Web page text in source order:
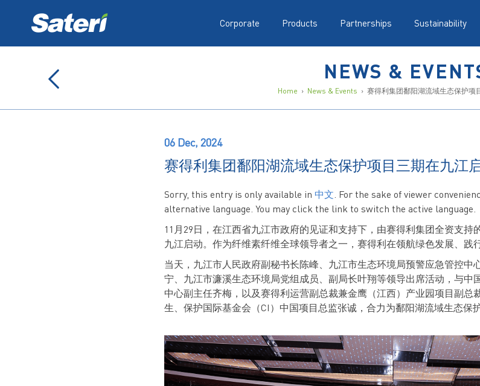
Corporate Products Partnerships Sustainability
NEWS &
Home › News & Events › 赛得利集团鄱阳湖流域生态保护项
06 Dec, 2024
赛得利集团鄱阳湖流域生态保护项目三期在九江
Sorry, this entry is only available in 中文 . For the sake of viewer
alternative language. You may click the link to switch the active language.
11月29日，在江西省九江市政府的见证和支持下，由赛得利集团全资支持
九江启动。作为纤维素纤维全球领导者之一，赛得利在领航绿色发展、践
当天，九江市人民政府副秘书长陈峰、九江市生态环境局预警应急管控中
宁、九江市濂溪生态环境局党组成员、副局长叶翔等领导出席活动，与中
中心副主任齐梅，以及赛得利运营副总裁兼金鹰（江西）产业园项目副总
生、保护国际基金会（CI）中国项目总监张诚，合力为鄱阳湖流域生态保